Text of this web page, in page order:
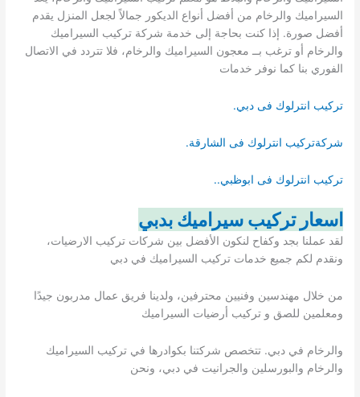
السيراميك والرخام من أفضل أنواع الديكور جمالاً لجعل المنزل يقدم
أفضل صورة. إذا كنت بحاجة إلى خدمة شركة تركيب السيراميك
والرخام أو ترغب بــ معجون السيراميك والرخام، فلا تتردد في الاتصال
الفوري بنا كما نوفر خدمات
تركيب انترلوك فى دبي.
شركةتركيب انترلوك فى الشارقة.
تركيب انترلوك فى ابوظبي..
اسعار تركيب سيراميك بدبي
لقد عملنا بجد وكفاح لنكون الأفضل بين شركات تركيب الارضيات،
ونقدم لكم جميع خدمات تركيب السيراميك في دبي
من خلال مهندسين وفنيين محترفين، ولدينا فريق عمال مدربون جيدًا
ومعلمين للصق و تركيب أرضيات السيراميك
والرخام في دبي. تتخصص شركتنا بكوادرها في تركيب السيراميك
والرخام والبورسلين والجرانيت في دبي، ونحن